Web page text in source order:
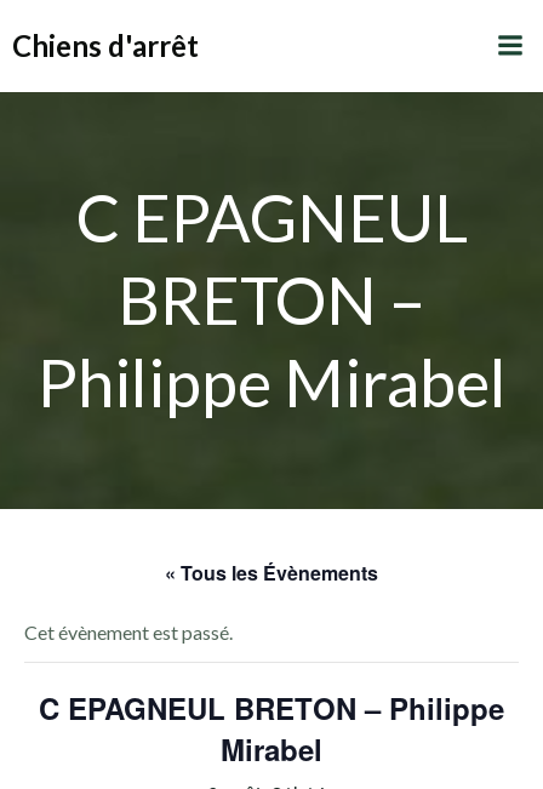
Chiens d'arrêt
C EPAGNEUL
BRETON –
Philippe Mirabel
« Tous les Évènements
Cet évènement est passé.
C EPAGNEUL BRETON – Philippe
Mirabel